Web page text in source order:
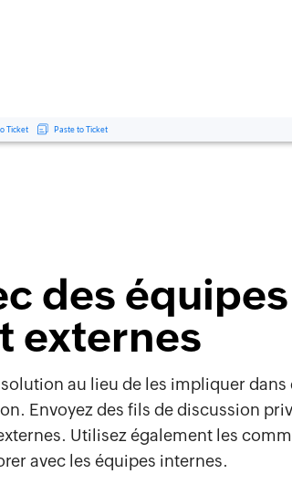
des
externes
au lieu de les impliquer
Envoyez des fils de discussion
Utilisez également les
avec les équipes internes.